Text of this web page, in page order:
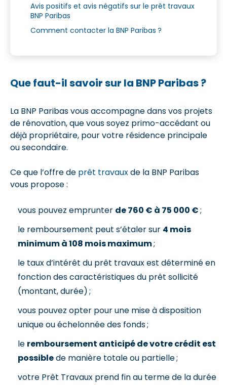
Avis positifs et avis négatifs sur le prêt travaux
BNP Paribas
Comment contacter la BNP Paribas ?
Que faut-il savoir sur la BNP Paribas ?
La BNP Paribas vous accompagne dans vos projets
de rénovation, que vous soyez primo-accédant ou
déjà propriétaire, pour votre résidence principale
ou secondaire.
Ce que l’offre de prêt travauxde la BNP Paribas
vous propose :
vous pouvez emprunter de 760 € à 75 000 €;
le remboursement peut s’étaler sur 4 mois
minimum à 108 mois maximum;
le taux d’intérêt du prêt travaux est déterminé en
fonction des caractéristiques du prêt sollicité
(montant, durée) ;
vous pouvez opter pour une mise à disposition
unique ou échelonnée des fonds ;
le remboursement anticipé de votre crédit est
possiblede manière totale ou partielle ;
votre Prêt Travaux prend fin au terme de la durée